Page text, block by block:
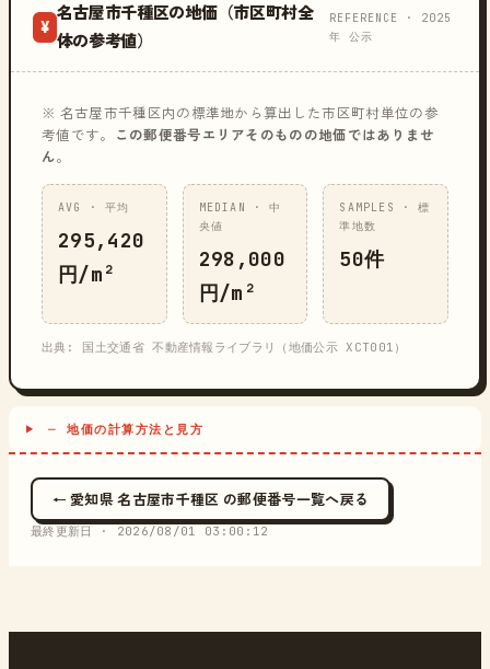
¥
名古屋市千種区の地価（市区町村全
体の参考値）
REFERENCE · 2025
年 公示
※ 名古屋市千種区内の標準地から算出した市区町村単位の参
考値です。
この郵便番号エリアそのものの地価ではありませ
ん。
AVG · 平均
295,420
円/m²
MEDIAN · 中
央値
298,000
円/m²
SAMPLES · 標
準地数
50件
出典: 国土交通省 不動産情報ライブラリ（地価公示 XCT001）
─ 地価の計算方法と見方
← 愛知県 名古屋市千種区 の郵便番号一覧へ戻る
最終更新日 · 2026/08/01 03:00:12